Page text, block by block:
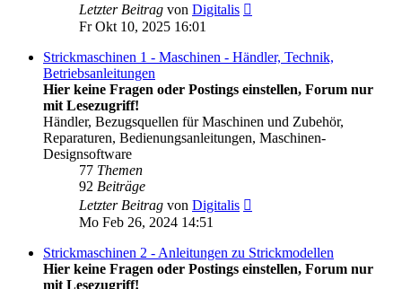
Letzter Beitrag von Digitalis
Fr Okt 10, 2025 16:01
Strickmaschinen 1 - Maschinen - Händler, Technik,
Betriebsanleitungen
Hier keine Fragen oder Postings einstellen, Forum nur
mit Lesezugriff!
Händler, Bezugsquellen für Maschinen und Zubehör,
Reparaturen, Bedienungsanleitungen, Maschinen-
Designsoftware
77 Themen
92 Beiträge
Letzter Beitrag von Digitalis
Mo Feb 26, 2024 14:51
Strickmaschinen 2 - Anleitungen zu Strickmodellen
Hier keine Fragen oder Postings einstellen, Forum nur
mit Lesezugriff!